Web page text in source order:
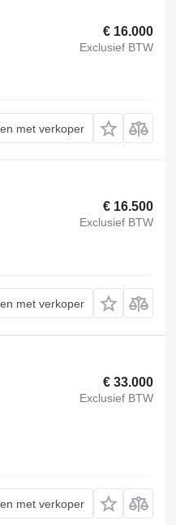
€ 16.000
Exclusief BTW
met verkoper
€ 16.500
Exclusief BTW
met verkoper
€ 33.000
Exclusief BTW
met verkoper